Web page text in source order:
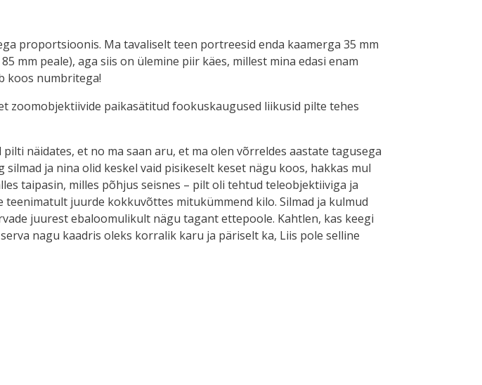
proportsioonis. Ma tavaliselt teen portreesid enda kaamerga 35 mm
mm peale), aga siis on ülemine piir käes, millest mina edasi enam
koos numbritega!
zoomobjektiivide paikasätitud fookuskaugused liikusid pilte tehes
näidates, et no ma saan aru, et ma olen võrreldes aastate tagusega
ja nina olid keskel vaid pisikeselt keset nägu koos, hakkas mul
taipasin, milles põhjus seisnes – pilt oli tehtud teleobjektiiviga ja
teenimatult juurde kokkuvõttes mitukümmend kilo. Silmad ja kulmud
juurest ebaloomulikult nägu tagant ettepoole. Kahtlen, kas keegi
nagu kaadris oleks korralik karu ja päriselt ka, Liis pole selline